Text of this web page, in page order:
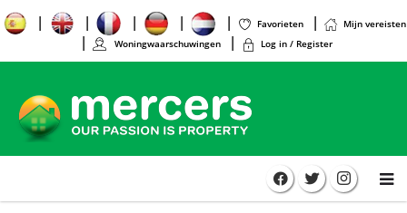
Favorieten
Mijn vereisten
Woningwaarschuwingen
Log in / Register